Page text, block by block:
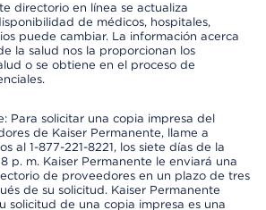
directorio en línea se actualiza
de médicos, hospitales,
puede cambiar. La información acerca
la salud nos la proporcionan los
o se obtiene en el proceso de
Para solicitar una copia impresa del
de Kaiser Permanente, llame a
al 1-877-221-8221, los siete días de la
p. m. Kaiser Permanente le enviará una
de proveedores en un plazo de tres
de su solicitud. Kaiser Permanente
solicitud de una copia impresa es una